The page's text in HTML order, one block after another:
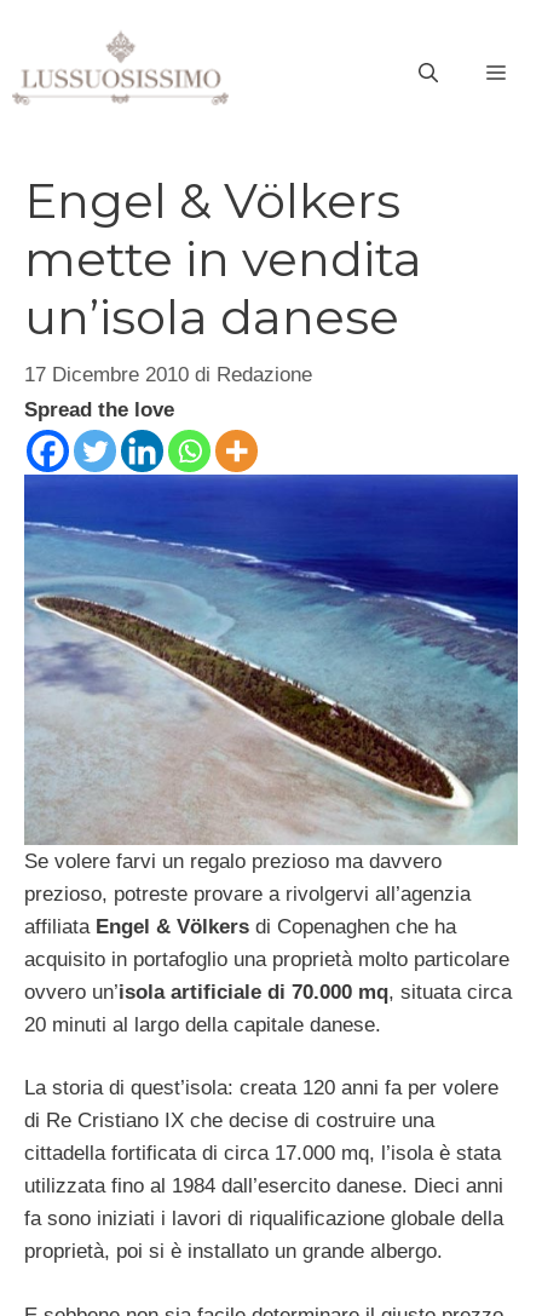
contenuto
Engel & Völkers
mette in vendita
un’isola danese
17 Dicembre 2010 di Redazione
Spread the love
Se volere farvi un regalo prezioso ma davvero
prezioso, potreste provare a rivolgervi all’agenzia
affiliata Engel & Völkers di Copenaghen che ha
acquisito in portafoglio una proprietà molto particolare
ovvero un’isola artificiale di 70.000 mq, situata circa
20 minuti al largo della capitale danese.
La storia di quest’isola: creata 120 anni fa per volere
di Re Cristiano IX che decise di costruire una
cittadella fortificata di circa 17.000 mq, l’isola è stata
utilizzata fino al 1984 dall’esercito danese. Dieci anni
fa sono iniziati i lavori di riqualificazione globale della
proprietà, poi si è installato un grande albergo.